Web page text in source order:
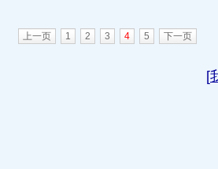
上一页 1 2 3 4 5 下一页
[